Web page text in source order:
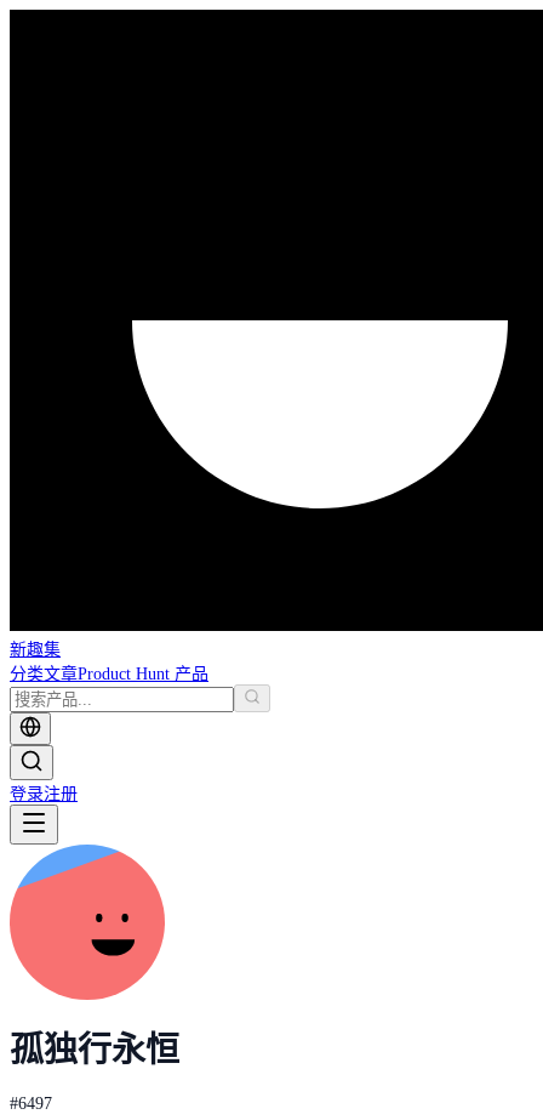
新趣集
分类文章Product Hunt 产品
登录注册
孤独行永恒
#6497